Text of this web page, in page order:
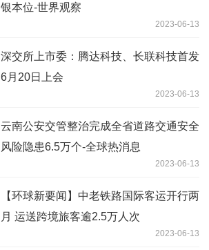
银本位-世界观察
2023-06-13
深交所上市委：腾达科技、长联科技首发
6月20日上会
2023-06-13
云南公安交管整治完成全省道路交通安全
风险隐患6.5万个-全球热消息
2023-06-13
【环球新要闻】中老铁路国际客运开行两
月 运送跨境旅客逾2.5万人次
2023-06-13